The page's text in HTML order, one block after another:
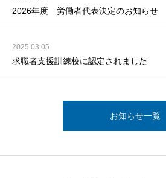
2026年度 労働者代表決定のお知らせ
2025.03.05
求職者支援訓練校に認定されました
お知らせ一覧